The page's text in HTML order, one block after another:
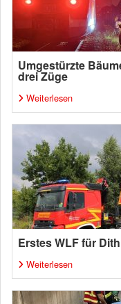
Umgestürzte
drei Züge
Weiterlesen
Erstes WLF für
Weiterlesen